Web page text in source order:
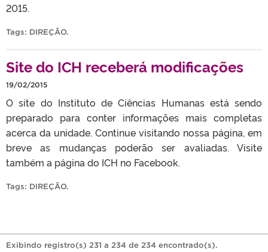
2015.
Tags: DIREÇÃO.
Site do ICH receberá modificações
19/02/2015
O site do Instituto de Ciências Humanas está sendo
preparado para conter informações mais completas
acerca da unidade. Continue visitando nossa página, em
breve as mudanças poderão ser avaliadas. Visite
também a página do ICH no Facebook.
Tags: DIREÇÃO.
Exibindo registro(s) 231 a 234 de 234 encontrado(s).